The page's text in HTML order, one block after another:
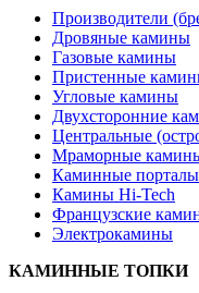
Производители
Дровяные камины
Газовые камины
Пристенные
Угловые камины
Двухсторонние
Центральные
Мраморные
Каминные порталы
Камины Hi-Tech
Французские
Электрокамины
КАМИННЫЕ ТОПКИ